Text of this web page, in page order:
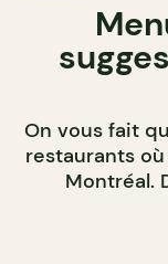
On vous fait
restaurants
Montréal.